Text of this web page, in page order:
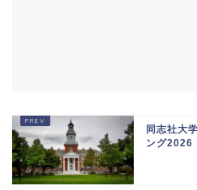
同志社大
ング2026